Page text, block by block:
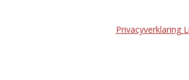
Privacyverklaring